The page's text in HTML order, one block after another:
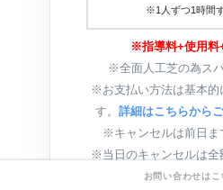
※1人ずつ1時間
※指導料+使用料
※全面人工芝の為ス
※お支払い方法は基本的
す。 詳細はこちらから
※キャンセルは前日ま
※当日のキャンセルは全
ただきま
お問い合わせはこ